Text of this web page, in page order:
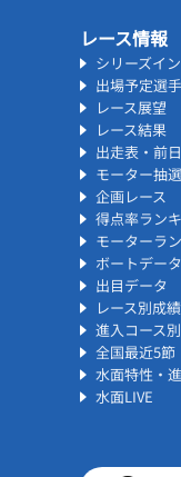
レース情報
シリーズイ
出場予定選
レース展望
レース結果
出走表・前
モーター抽
企画レース
得点率ラン
モーターラ
ボートデータ
出目データ
レース別成績
進入コース
全国最近5節
水面特性・
水面LIVE